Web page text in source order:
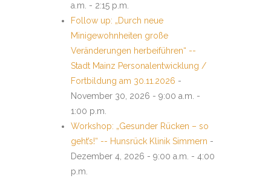
a.m. - 2:15 p.m.
Follow up: „Durch neue
Minigewohnheiten große
Veränderungen herbeiführen“ --
Stadt Mainz Personalentwicklung /
Fortbildung am 30.11.2026 -
November 30, 2026 - 9:00 a.m. -
1:00 p.m.
Workshop: „Gesunder Rücken – so
geht’s!“ -- Hunsrück Klinik Simmern -
Dezember 4, 2026 - 9:00 a.m. - 4:00
p.m.